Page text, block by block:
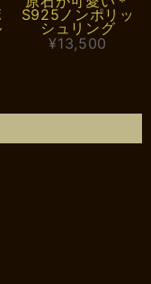
S925ノンポリッ
シュリング
¥13,500